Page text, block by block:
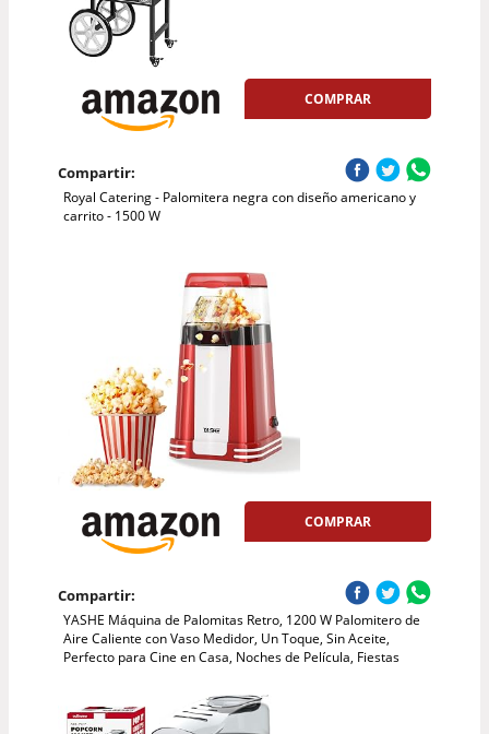
COMPRAR
Compartir:
Royal Catering - Palomitera negra con diseño americano y
carrito - 1500 W
COMPRAR
Compartir:
YASHE Máquina de Palomitas Retro, 1200 W Palomitero de
Aire Caliente con Vaso Medidor, Un Toque, Sin Aceite,
Perfecto para Cine en Casa, Noches de Película, Fiestas